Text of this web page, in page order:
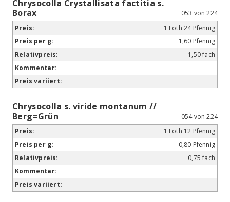
Chrysocolla Crystallisata factitia s.
Borax
053 von 224
1 Loth 24 Pfennig
1,60 Pfennig
1,50 fach
Chrysocolla s. viride montanum //
Berg=Grün
054 von 224
1 Loth 12 Pfennig
0,80 Pfennig
0,75 fach